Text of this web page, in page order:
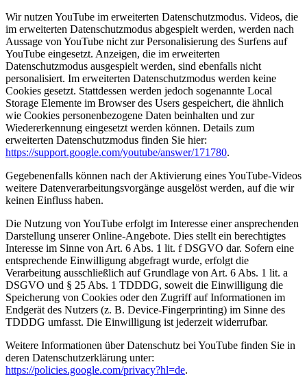
Wir nutzen YouTube im erweiterten Datenschutzmodus. Videos, die
im erweiterten Datenschutzmodus abgespielt werden, werden nach
Aussage von YouTube nicht zur Personalisierung des Surfens auf
YouTube eingesetzt. Anzeigen, die im erweiterten
Datenschutzmodus ausgespielt werden, sind ebenfalls nicht
personalisiert. Im erweiterten Datenschutzmodus werden keine
Cookies gesetzt. Stattdessen werden jedoch sogenannte Local
Storage Elemente im Browser des Users gespeichert, die ähnlich
wie Cookies personenbezogene Daten beinhalten und zur
Wiedererkennung eingesetzt werden können. Details zum
erweiterten Datenschutzmodus finden Sie hier:
https://support.google.com/youtube/answer/171780.
Gegebenenfalls können nach der Aktivierung eines YouTube-Videos
weitere Datenverarbeitungsvorgänge ausgelöst werden, auf die wir
keinen Einfluss haben.
Die Nutzung von YouTube erfolgt im Interesse einer ansprechenden
Darstellung unserer Online-Angebote. Dies stellt ein berechtigtes
Interesse im Sinne von Art. 6 Abs. 1 lit. f DSGVO dar. Sofern eine
entsprechende Einwilligung abgefragt wurde, erfolgt die
Verarbeitung ausschließlich auf Grundlage von Art. 6 Abs. 1 lit. a
DSGVO und § 25 Abs. 1 TDDDG, soweit die Einwilligung die
Speicherung von Cookies oder den Zugriff auf Informationen im
Endgerät des Nutzers (z. B. Device-Fingerprinting) im Sinne des
TDDDG umfasst. Die Einwilligung ist jederzeit widerrufbar.
Weitere Informationen über Datenschutz bei YouTube finden Sie in
deren Datenschutzerklärung unter:
https://policies.google.com/privacy?hl=de.